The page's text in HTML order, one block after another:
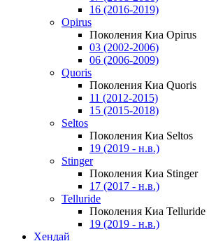
16 (2016-2019)
Opirus
Поколения Киа Opirus
03 (2002-2006)
06 (2006-2009)
Quoris
Поколения Киа Quoris
11 (2012-2015)
15 (2015-2018)
Seltos
Поколения Киа Seltos
19 (2019 - н.в.)
Stinger
Поколения Киа Stinger
17 (2017 - н.в.)
Telluride
Поколения Киа Telluride
19 (2019 - н.в.)
Хендай